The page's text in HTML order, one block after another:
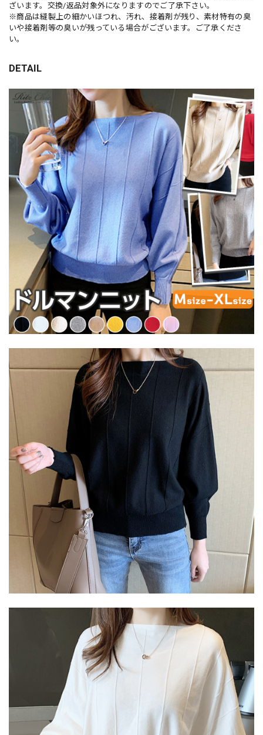
ざいます。交換/返品対象外になりますのでご了承下さい。
※商品は縫製上の細かいほつれ、汚れ、接着剤が残り、素材特有の臭
いや接着剤等の臭いが残っている場合がございます。ご了承くださ
い。
DETAIL